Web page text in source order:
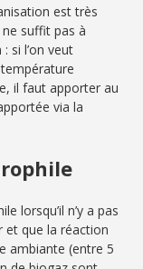
est très
suffit pas à
si l’on veut
il faut apporter au
via la
lorsqu’il n’y a pas
et que la réaction
ambiante (entre 5